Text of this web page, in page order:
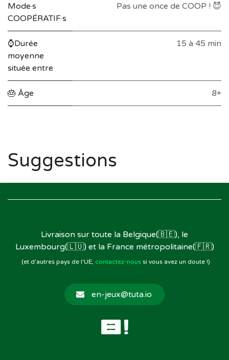
Mode·s
COOPÉRATIF·s
Pas une once de COOP ! 😈
⌚Durée
moyenne
située entre
15 à 45 min
🎂 Âge 8+
Suggestions
Livraison sur toute la Belgique(🇧🇪), le
Luxembourg(🇱🇺) et la France métropolitaine(🇫🇷)
(et d'autres pays de l'UE, contactez-noussi vous avez un doute !)
en-jeux@tuta.io